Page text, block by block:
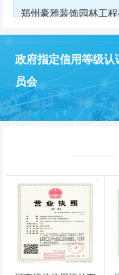
河南中兴大数据科技
河南洹河园林建设工程
深圳市天龙科技有限
郑州豪雅装饰园林工
河南创优食品有限公司
河南省工友建筑有限
安阳市园林建设工程
安阳市园林建设工程
政府指定信用等级
员会